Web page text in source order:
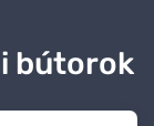
bútorok